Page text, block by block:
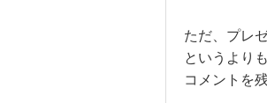
ただ、プレ
というより
コメントを